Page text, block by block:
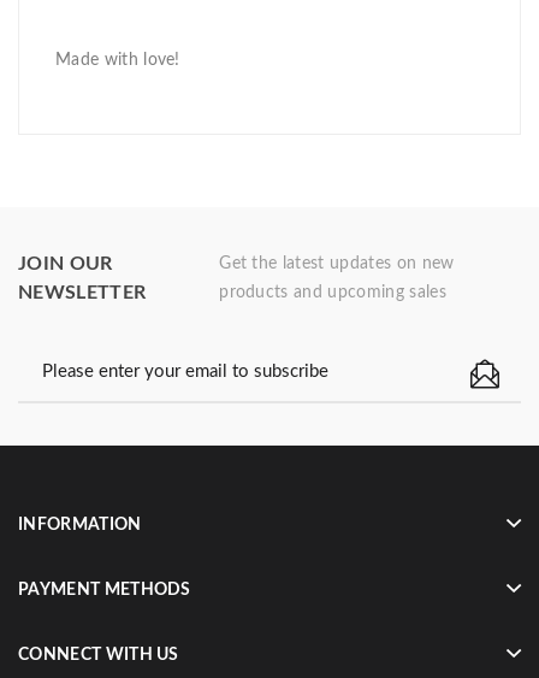
Made with love!
JOIN OUR
NEWSLETTER
Get the latest updates on new
products and upcoming sales
INFORMATION
PAYMENT METHODS
CONNECT WITH US